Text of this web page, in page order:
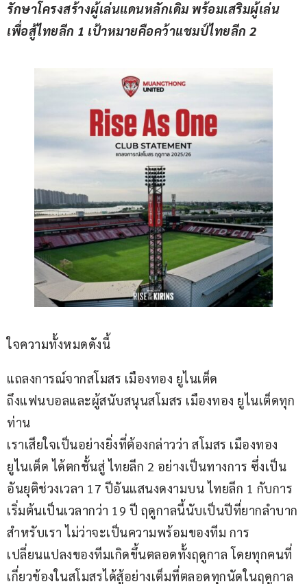
รักษาโครงสร้างผู้เล่นแดนหลักเดิม พร้อมเสริมผู้เล่น
เพื่อสู้ไทยลีก 1 เป้าหมายคือคว้าแชมป์ไทยลีก 2
ใจความทั้งหมดดังนี้
แถลงการณ์จากสโมสร เมืองทอง ยูไนเต็ด
ถึงแฟนบอลและผู้สนับสนุนสโมสร เมืองทอง ยูไนเต็ดทุก
ท่าน
เราเสียใจเป็นอย่างยิ่งที่ต้องกล่าวว่า สโมสร เมืองทอง
ยูไนเต็ด ได้ตกชั้นสู่ ไทยลีก 2 อย่างเป็นทางการ ซึ่งเป็น
อันยุติช่วงเวลา 17 ปีอันแสนงดงามบน ไทยลีก 1 กับการ
เริ่มต้นเป็นเวลากว่า 19 ปี ฤดูกาลนี้นับเป็นปีที่ยากลำบาก
สำหรับเรา ไม่ว่าจะเป็นความพร้อมของทีม การ
เปลี่ยนแปลงของทีมเกิดขึ้นตลอดทั้งฤดูกาล โดยทุกคนที่
เกี่ยวข้องในสโมสรได้สู้อย่างเต็มที่ตลอดทุกนัดในฤดูกาล